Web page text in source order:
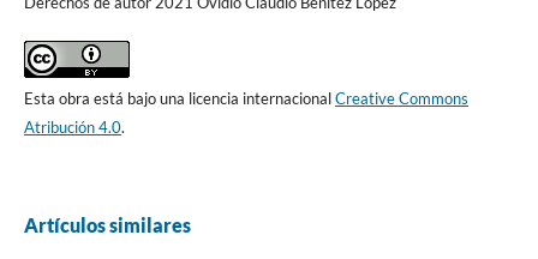
Esta obra está bajo una licencia internacionalCreative Commons
Atribución 4.0.
Artículos similares